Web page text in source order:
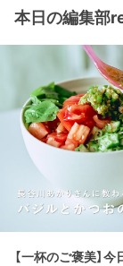
本日の編集部
【一杯のご褒美】